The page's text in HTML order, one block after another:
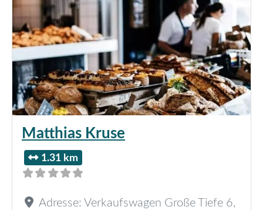
Matthias Kruse
1.31 km
Adresse: Verkaufswagen Große Tiefe 6,